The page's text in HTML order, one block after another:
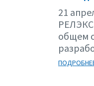
21
РЕЛЭКС
общем